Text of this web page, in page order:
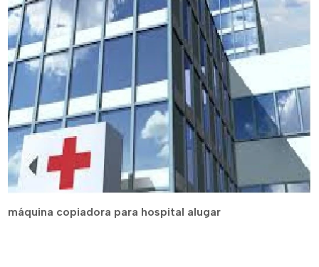
máquina copiadora para hospital alugar